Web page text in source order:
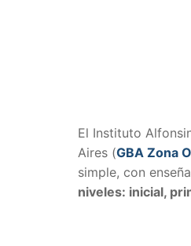
El Instituto
Aires (GBA Zona
simple, con
niveles: inicial,